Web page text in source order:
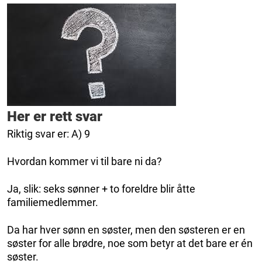
Her er rett svar
Riktig svar er: A) 9
Hvordan kommer vi til bare ni da?
Ja, slik: seks sønner + to foreldre blir åtte
familiemedlemmer.
Da har hver sønn en søster, men den søsteren er en
søster for alle brødre, noe som betyr at det bare er én
søster.